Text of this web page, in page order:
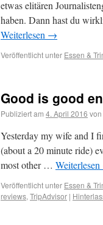
etwas elitären
haben. Dann hast du
Weiterlesen →
Veröffentlicht unter Essen &
Good is good
Publiziert am 4. April 2016 von
Yesterday my wife and I
(about a 20 minute ride)
most other … Weiterlesen
Veröffentlicht unter Essen &
reviews, TripAdvisor |